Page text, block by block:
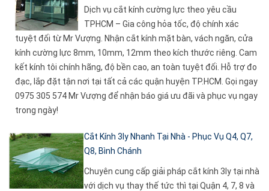
Dịch vụ cắt kính cường lực theo yêu cầu
TPHCM – Gia công hỏa tốc, độ chính xác
tuyệt đối từ Mr Vượng. Nhận cắt kính mặt bàn, vách ngăn, cửa
kính cường lực 8mm, 10mm, 12mm theo kích thước riêng. Cam
kết kính tôi chính hãng, độ bền cao, an toàn tuyệt đối. Hỗ trợ đo
đạc, lắp đặt tận nơi tại tất cả các quận huyện TP.HCM. Gọi ngay
0975 305 574 Mr Vượng để nhận báo giá ưu đãi và phục vụ ngay
trong ngày!
Cắt Kính 3ly Nhanh Tại Nhà - Phục Vụ Q4, Q7,
Q8, Bình Chánh
Chuyên cung cấp giải pháp cắt kính 3ly tại nhà
với dịch vụ thay thế tức thì tại Quận 4, 7, 8 và